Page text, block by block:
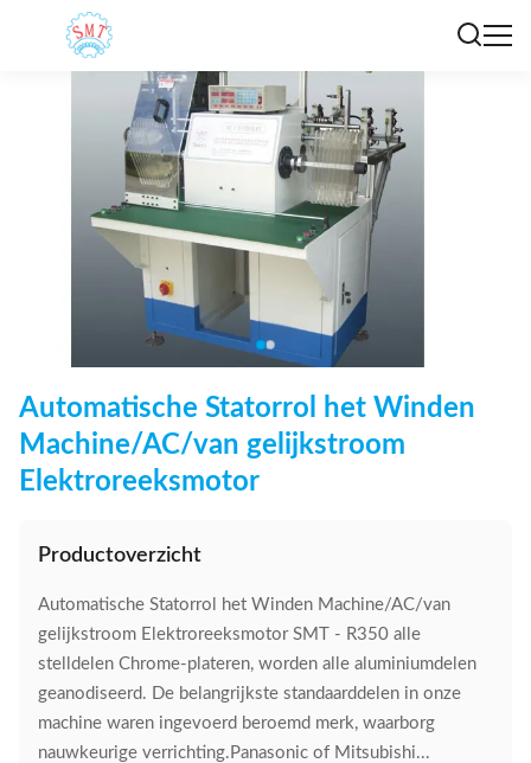
Automatische Statorrol het Winden
Machine/AC/van gelijkstroom
Elektroreeksmotor
Productoverzicht
Automatische Statorrol het Winden Machine/AC/van
gelijkstroom Elektroreeksmotor SMT - R350 alle
stelldelen Chrome-plateren, worden alle aluminiumdelen
geanodiseerd. De belangrijkste standaarddelen in onze
machine waren ingevoerd beroemd merk, waarborg
nauwkeurige verrichting.Panasonic of Mitsubishi...